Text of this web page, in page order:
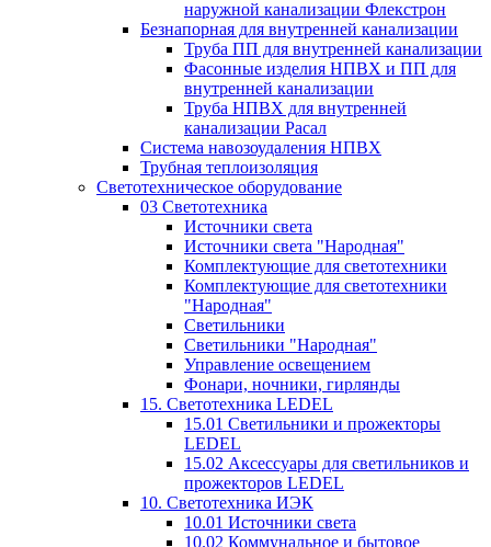
наружной канализации Флекстрон
Безнапорная для внутренней канализации
Труба ПП для внутренней канализации
Фасонные изделия НПВХ и ПП для
внутренней канализации
Труба НПВХ для внутренней
канализации Расал
Система навозоудаления НПВХ
Трубная теплоизоляция
Светотехническое оборудование
03 Светотехника
Источники света
Источники света "Народная"
Комплектующие для светотехники
Комплектующие для светотехники
"Народная"
Светильники
Светильники "Народная"
Управление освещением
Фонари, ночники, гирлянды
15. Светотехника LEDEL
15.01 Светильники и прожекторы
LEDEL
15.02 Аксессуары для светильников и
прожекторов LEDEL
10. Светотехника ИЭК
10.01 Источники света
10.02 Коммунальное и бытовое